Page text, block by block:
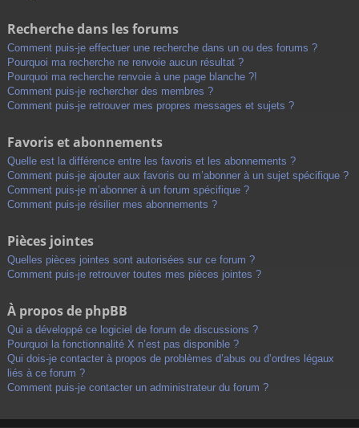
Recherche dans les forums
Comment puis-je effectuer une recherche dans un ou des forums ?
Pourquoi ma recherche ne renvoie aucun résultat ?
Pourquoi ma recherche renvoie à une page blanche ?!
Comment puis-je rechercher des membres ?
Comment puis-je retrouver mes propres messages et sujets ?
Favoris et abonnements
Quelle est la différence entre les favoris et les abonnements ?
Comment puis-je ajouter aux favoris ou m’abonner à un sujet spécifique ?
Comment puis-je m’abonner à un forum spécifique ?
Comment puis-je résilier mes abonnements ?
Pièces jointes
Quelles pièces jointes sont autorisées sur ce forum ?
Comment puis-je retrouver toutes mes pièces jointes ?
À propos de phpBB
Qui a développé ce logiciel de forum de discussions ?
Pourquoi la fonctionnalité X n’est pas disponible ?
Qui dois-je contacter à propos de problèmes d’abus ou d’ordres légaux
liés à ce forum ?
Comment puis-je contacter un administrateur du forum ?